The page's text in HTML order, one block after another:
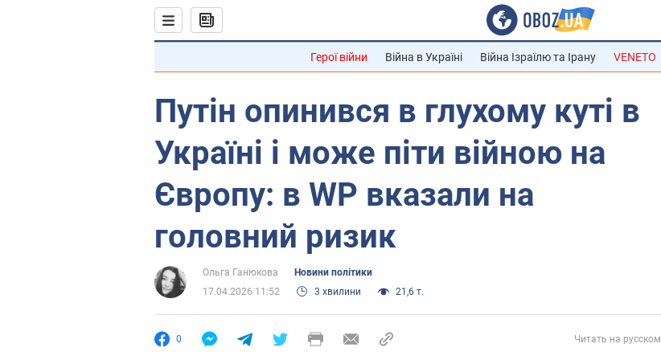
Герої війни Війна в Україні Війна Ізраїлю та Ірану VENETO
Путін опинився в глухому куті в
Україні і може піти війною на
Європу: в WP вказали на
головний ризик
Ольга Ганюкова
Новини політики
17.04.2026 11:52
3 хвилини 21,6 т.
0 Читать на русском